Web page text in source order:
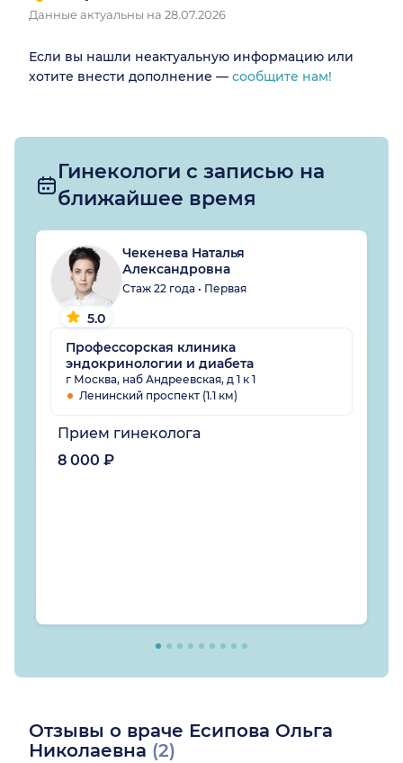
Данные актуальны на 28.07.2026
Если вы нашли неактуальную информацию или
хотите внести дополнение — сообщите нам!
Гинекологи с записью на
ближайшее время
5.0
Чекенева Наталья
Александровна
Стаж 22 года • Первая
Профессорская клиника
эндокринологии и диабета
г Москва, наб Андреевская, д 1 к 1
Ленинский проспект (1.1 км)
Прием гинеколога
8 000 ₽
Отзывы о враче Есипова Ольга
Николаевна (2)